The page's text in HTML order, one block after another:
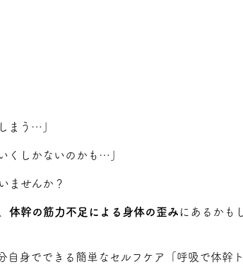
まう…」
くしかないのかも…」
ませんか？
体幹の筋力不足による身体の歪み にあるかも
自身でできる簡単なセルフケア「呼吸で体幹